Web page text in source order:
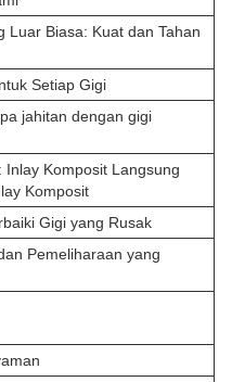
Luar Biasa: Kuat dan Tahan
Setiap Gigi
jahitan dengan gigi
Inlay Komposit Langsung
Komposit
Gigi yang Rusak
Pemeliharaan yang